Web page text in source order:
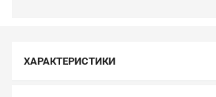
ХАРАКТЕРИСТИКИ